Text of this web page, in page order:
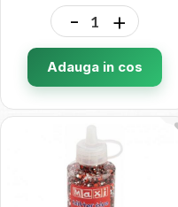
- +
Adauga in cos